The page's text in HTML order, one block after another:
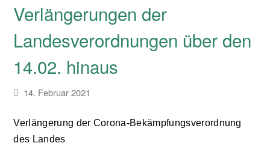
Verlängerungen der
Landesverordnungen über den
14.02. hinaus
14. Februar 2021
Verlängerung der Corona-Bekämpfungsverordnung
des Landes